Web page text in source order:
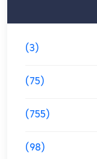
(3)
(75)
(755)
(98)